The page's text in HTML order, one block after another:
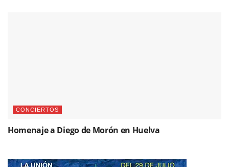
CONCIERTOS
Homenaje a Diego de Morón en Huelva